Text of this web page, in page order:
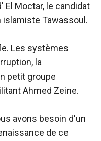
El Moctar, le candidat
islamiste Tawassoul.
Les systèmes
la
petit groupe
Ahmed Zeine.
avons besoin d'un
de ce